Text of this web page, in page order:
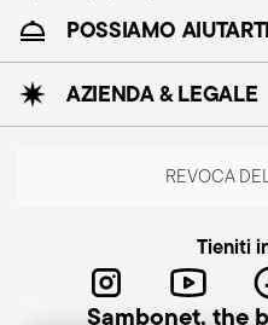
CUTLERY - La
seguito alcune
posateria per scopi
allentati, crepe o altre
danneggiata potrebbe
durante l'uso,
POSSIAMO
AZIENDA & LEGALE
REVOCA
Tieniti
Sambonet, the